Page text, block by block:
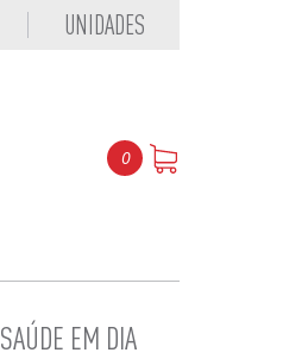
UNIDADES
0
SAÚDE EM DIA